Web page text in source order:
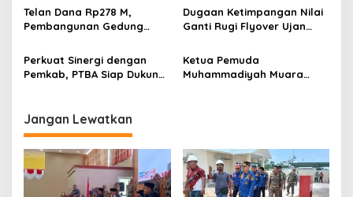
s
Perusahaan Lunasi Hak
Pekerja
Cegah Intoleransi dan
Radikalisme
Telan Dana Rp278 M,
Pembangunan Gedung
Rabain Muara Enim Ditunda
Dugaan Ketimpangan Nilai
Ganti Rugi Flyover Ujan
Muara Enim Turun Verifikasi
Perkuat Sinergi dengan
Pemkab, PTBA Siap Dukung
Ketua Pemuda
Muhammadiyah Muara
Jangan Lewatkan